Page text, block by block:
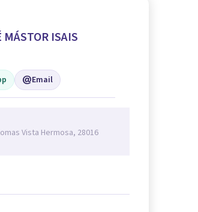
ISAIS
Email
Vista Hermosa, 28016